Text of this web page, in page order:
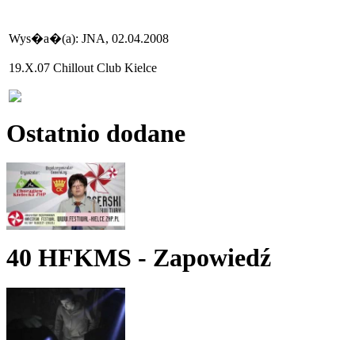
Wys�a�(a): JNA, 02.04.2008
19.X.07 Chillout Club Kielce
Ostatnio dodane
40 HFKMS - Zapowiedź